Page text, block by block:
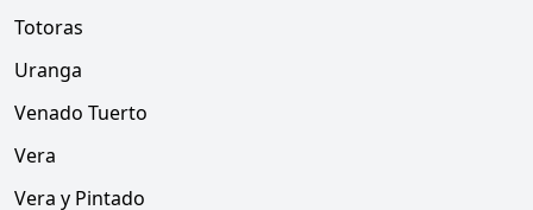
Totoras
Uranga
Venado Tuerto
Vera
Vera y Pintado